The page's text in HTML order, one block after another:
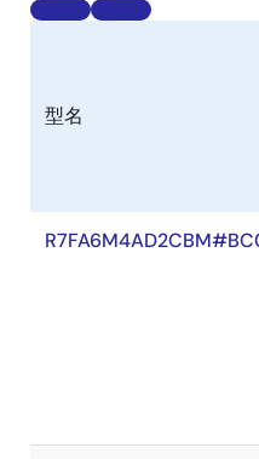
型名